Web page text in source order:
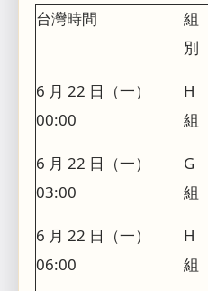
台灣時間
組
別
6 月 22 日（一）
00:00
H
組
6 月 22 日（一）
03:00
G
組
6 月 22 日（一）
06:00
H
組